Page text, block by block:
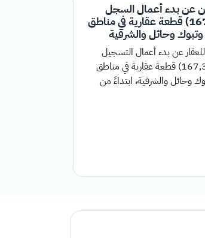
عن بدء أعمال السجل
العقاري لـ (167,352) قطعة عقارية في مناطق
وحائل والشرقية
عن بدء أعمال التسجيل
العيني للعقار، لـ (167,352) قطعة عقارية في مناطق
وحائل والشرقية، ابتداءً من